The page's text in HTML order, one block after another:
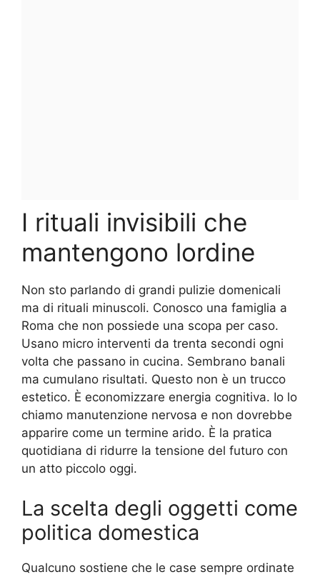
I rituali invisibili che
mantengono lordine
Non sto parlando di grandi pulizie domenicali
ma di rituali minuscoli. Conosco una famiglia a
Roma che non possiede una scopa per caso.
Usano micro interventi da trenta secondi ogni
volta che passano in cucina. Sembrano banali
ma cumulano risultati. Questo non è un trucco
estetico. È economizzare energia cognitiva. Io lo
chiamo manutenzione nervosa e non dovrebbe
apparire come un termine arido. È la pratica
quotidiana di ridurre la tensione del futuro con
un atto piccolo oggi.
La scelta degli oggetti come
politica domestica
Qualcuno sostiene che le case sempre ordinate